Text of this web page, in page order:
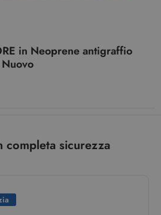
in Neoprene antigraffio
completa sicurezza